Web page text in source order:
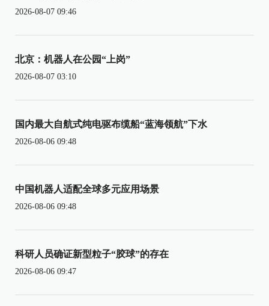
2026-08-07 09:46
北京：机器人在公园“上岗”
2026-08-07 03:10
国内最大自航式纯电驱布缆船“蓝海领航”下水
2026-08-06 09:48
中国机器人适配全球多元应用场景
2026-08-06 09:48
科研人员确证新型粒子“胶球”的存在
2026-08-06 09:47